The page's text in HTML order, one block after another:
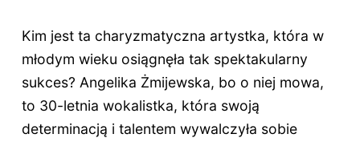
Kim jest ta charyzmatyczna artystka, która w
młodym wieku osiągnęła tak spektakularny
sukces? Angelika Żmijewska, bo o niej mowa,
to 30-letnia wokalistka, która swoją
determinacją i talentem wywalczyła sobie